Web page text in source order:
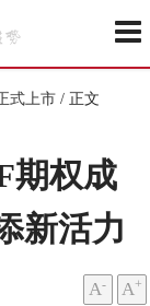
式上市 / 正文
期权成
新活力
A- A+